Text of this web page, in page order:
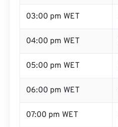
03:00 pm WET
04:00 pm WET
05:00 pm WET
06:00 pm WET
07:00 pm WET